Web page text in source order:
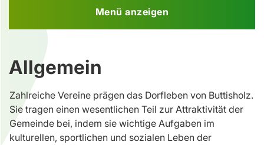
Menü anzeigen
Allgemein
Zahlreiche Vereine prägen das Dorfleben von Buttisholz.
Sie tragen einen wesentlichen Teil zur Attraktivität der
Gemeinde bei, indem sie wichtige Aufgaben im
kulturellen, sportlichen und sozialen Leben der